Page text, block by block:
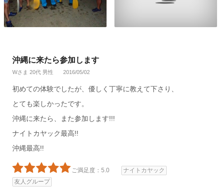
沖縄に来たら参加します
Wさま 20代 男性 2016/05/02
初めての体験でしたが、優しく丁寧に教えて下さり、
とても楽しかったです。
沖縄に来たら、また参加します!!!
ナイトカヤック最高!!
沖縄最高!!
ご満足度：5.0
ナイトカヤック
友人グループ